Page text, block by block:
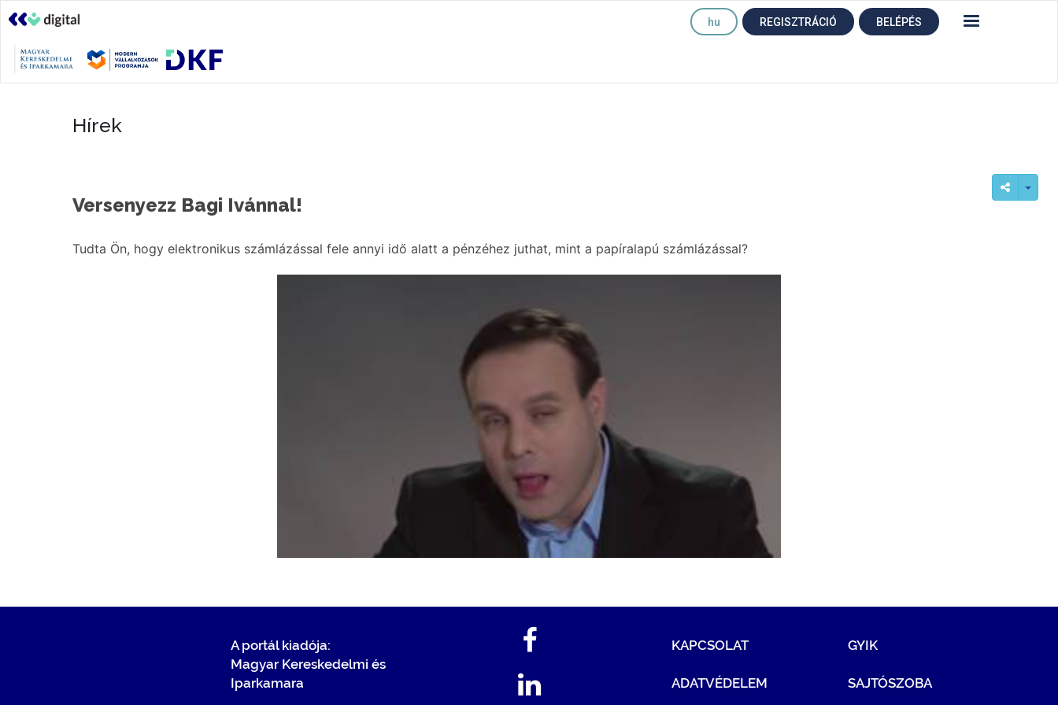
hu REGISZTRÁCIÓ BELÉPÉS
Hírek
Versenyezz Bagi Ivánnal!
Tudta Ön, hogy elektronikus számlázással fele annyi idő alatt a pénzéhez juthat, mint a papíralapú számlázással?
A portál kiadója:
Magyar Kereskedelmi és
Iparkamara
KAPCSOLAT
ADATVÉDELEM
GYIK
SAJTÓSZOBA